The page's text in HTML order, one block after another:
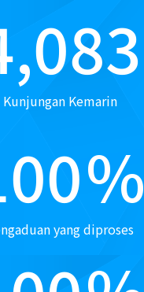
Kunjungan Kemarin
%
yang diproses